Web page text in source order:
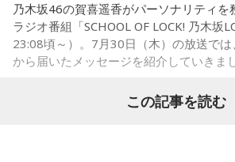
何度も容赦なく銃弾を撃ち込んできたの
日曜昼下がりの穏やかだった車内は、あ
が聞こえ、人が折り重なるように倒れて
乃木坂46の賀喜遥香がパーソナリティを
ラジオ番組「SCHOOL OF LOCK! 乃木坂
23:08頃～）。7月30日（木）の放送では
から届いたメッセージを紹介していきまし
この記事を読む